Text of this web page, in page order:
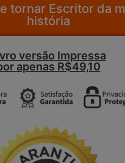
tornar Escritor da
história
versão Impressa
apenas R$49,10